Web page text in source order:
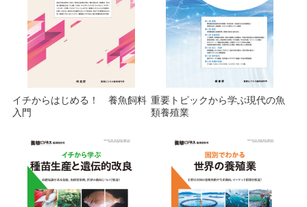
イチからはじめる！ 養魚飼料
入門
重要トピックから学ぶ現代の魚
類養殖業